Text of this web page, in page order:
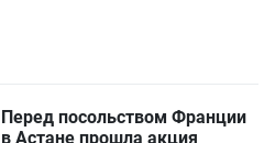
Перед посольством Франции
в Астане прошла акция